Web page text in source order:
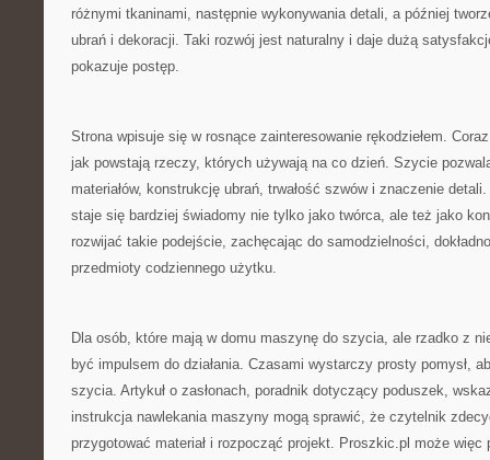
różnymi tkaninami, następnie wykonywania detali, a później
ubrań i dekoracji. Taki rozwój jest naturalny i daje dużą
pokazuje postęp.
Strona wpisuje się w rosnące zainteresowanie rękodziełem.
jak powstają rzeczy, których używają na co dzień. Szycie
materiałów, konstrukcję ubrań, trwałość szwów i znaczenie
staje się bardziej świadomy nie tylko jako twórca, ale też jako
rozwijać takie podejście, zachęcając do samodzielności,
przedmioty codziennego użytku.
Dla osób, które mają w domu maszynę do szycia, ale rzadko z
być impulsem do działania. Czasami wystarczy prosty pomysł,
szycia. Artykuł o zasłonach, poradnik dotyczący poduszek,
instrukcja nawlekania maszyny mogą sprawić, że czytelnik
przygotować materiał i rozpocząć projekt. Proszkic.pl może więc